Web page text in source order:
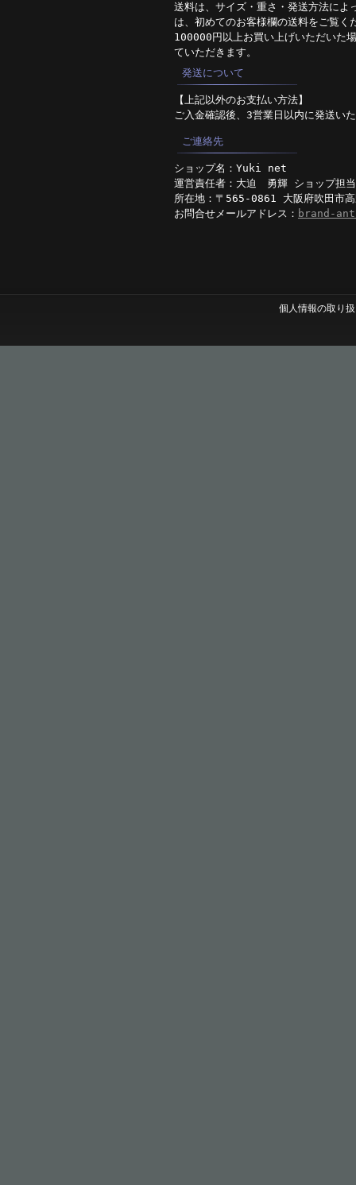
送料は、サイズ・重さ・発送方法によ
は、初めてのお客様欄の送料をご覧く
100000円以上お買い上げいただいた
ていただきます。
発送について
【上記以外のお支払い方法】
ご入金確認後、3営業日以内に発送い
ご連絡先
ショップ名：Yuki net
運営責任者：大迫 勇輝 ショップ担
所在地：〒565-0861 大阪府吹田市
お問合せメールアドレス： brand-
個人情報の取り